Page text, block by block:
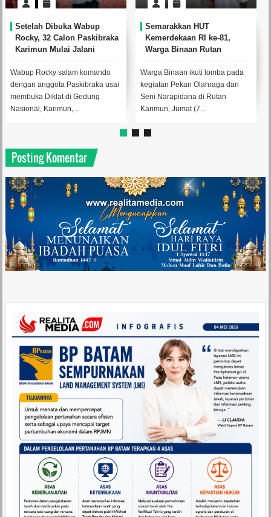
Wabup
Paskibraka
Jalani
Pemusatan
komando
Paskibraka usai
di Gedung
Semarakkan HUT
Kemerdekaan RI ke-81,
Warga Binaan Rutan
Karimun Sangat Antusias
Ikuti Pekan Olahraga dan
Seni
Warga Binaan ikuti lomba pada
kegiatan Pekan Olahraga dan
Seni Narapidana di Rutan
Karimun, Jumat (7...
Perayun
Khitanan
Bakti ke -50
Manegemen PT
memberikan
anak yang
Posting Komentar